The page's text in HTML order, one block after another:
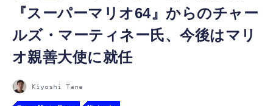
ガジェット
ゲーム
『スーパーマリオ64』からのチャー
ルズ・マーティネー氏、今後はマリ
オ親善大使に就任
Kiyoshi Tane